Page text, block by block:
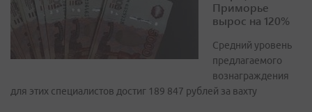
Приморье
вырос на 120%
Средний уровень
предлагаемого
вознаграждения
для этих специалистов достиг 189 847 рублей за вахту